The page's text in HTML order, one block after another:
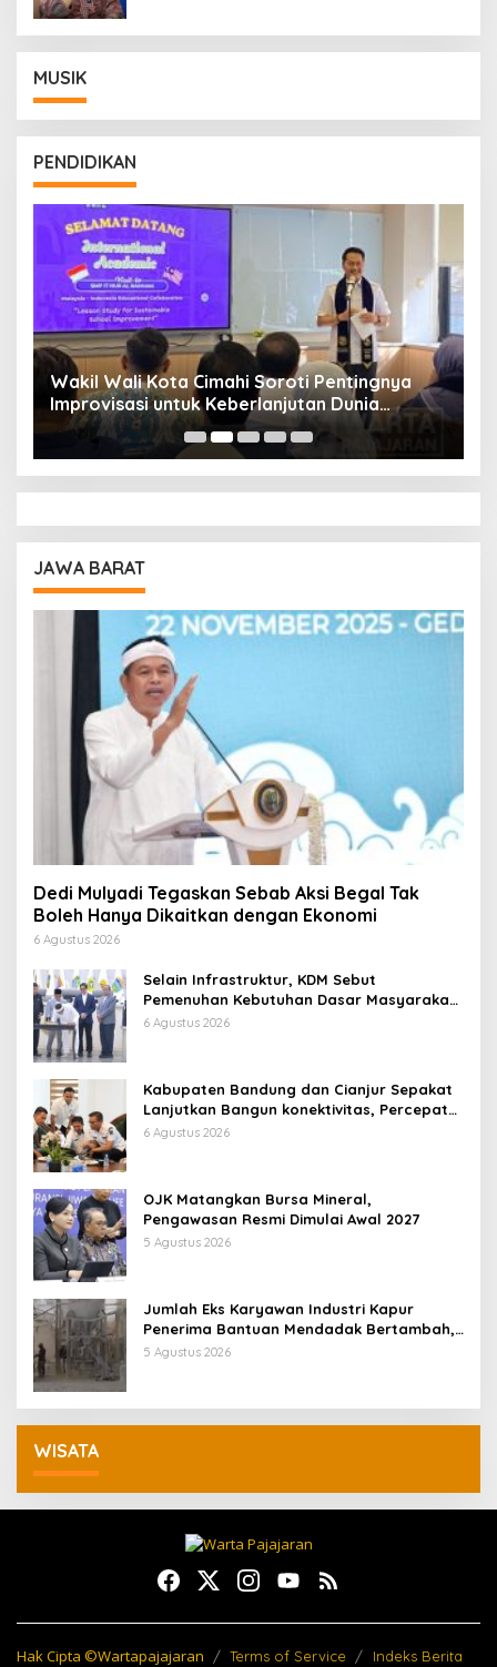
MUSIK
PENDIDIKAN
Wakil Wali Kota Cimahi Soroti Pentingnya
Improvisasi untuk Keberlanjutan Dunia
Pendidikan
JAWA BARAT
Dedi Mulyadi Tegaskan Sebab Aksi Begal Tak
Boleh Hanya Dikaitkan dengan Ekonomi
6 Agustus 2026
Selain Infrastruktur, KDM Sebut
Pemenuhan Kebutuhan Dasar Masyarakat
Jadi Fokus APBD Jabar 2027
6 Agustus 2026
Kabupaten Bandung dan Cianjur Sepakat
Lanjutkan Bangun konektivitas, Percepat
Pertumbuhan Ekonomi Daerah
6 Agustus 2026
OJK Matangkan Bursa Mineral,
Pengawasan Resmi Dimulai Awal 2027
5 Agustus 2026
Jumlah Eks Karyawan Industri Kapur
Penerima Bantuan Mendadak Bertambah,
KDM: Kita Identifikasi
5 Agustus 2026
WISATA
Hak Cipta ©Wartapajajaran Terms of Service Indeks Berita